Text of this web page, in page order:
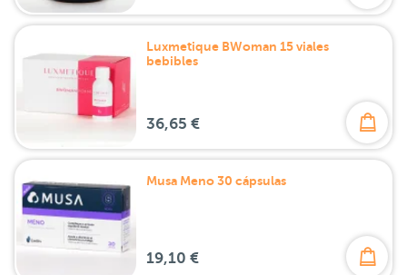
Luxmetique BWoman 15 viales
bebibles
36,65 €
Musa Meno 30 cápsulas
19,10 €